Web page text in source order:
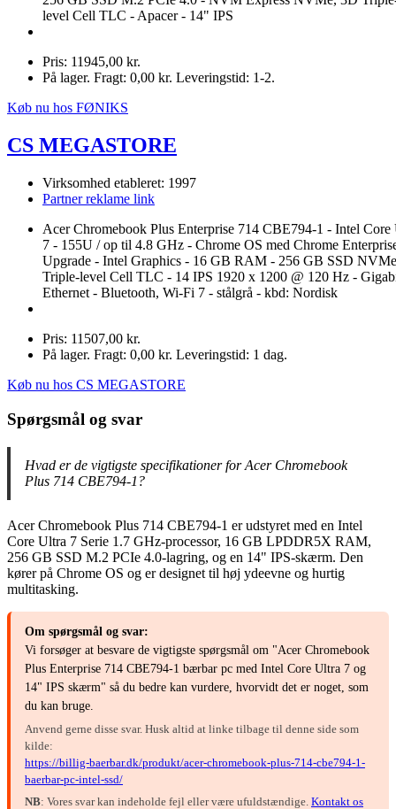
level Cell TLC - Apacer - 14" IPS
Pris: 11945,00 kr.
På lager. Fragt: 0,00 kr. Leveringstid: 1-2.
Køb nu hos FØNIKS
CS MEGASTORE
Virksomhed etableret: 1997
Partner reklame link
Acer Chromebook Plus Enterprise 714 CBE794-1 - Intel Core
7 - 155U / op til 4.8 GHz - Chrome OS med Chrome
Upgrade - Intel Graphics - 16 GB RAM - 256 GB SSD
Triple-level Cell TLC - 14 IPS 1920 x 1200 @ 120 Hz -
Ethernet - Bluetooth, Wi-Fi 7 - stålgrå - kbd: Nordisk
Pris: 11507,00 kr.
På lager. Fragt: 0,00 kr. Leveringstid: 1 dag.
Køb nu hos CS MEGASTORE
Spørgsmål og svar
Hvad er de vigtigste specifikationer for Acer Chromebook
Plus 714 CBE794-1?
Acer Chromebook Plus 714 CBE794-1 er udstyret med en Intel
Core Ultra 7 Serie 1.7 GHz-processor, 16 GB LPDDR5X RAM,
256 GB SSD M.2 PCIe 4.0-lagring, og en 14" IPS-skærm. Den
kører på Chrome OS og er designet til høj ydeevne og hurtig
multitasking.
Om spørgsmål og svar:
Vi forsøger at besvare de vigtigste spørgsmål om "Acer Chromebook
Plus Enterprise 714 CBE794-1 bærbar pc med Intel Core Ultra 7 og
14" IPS skærm" så du bedre kan vurdere, hvorvidt det er noget, som
du kan bruge.
Anvend gerne disse svar. Husk altid at linke tilbage til denne side som
kilde:
https://billig-baerbar.dk/produkt/acer-chromebook-plus-714-cbe794-1-
baerbar-pc-intel-ssd/
NB: Vores svar kan indeholde fejl eller være ufuldstændige. Kontakt os